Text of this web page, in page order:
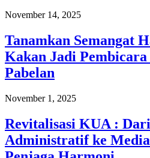
November 14, 2025
Tanamkan Semangat
Kakan Jadi
Pabelan
November 1, 2025
Revitalisasi KUA :
Administratif ke